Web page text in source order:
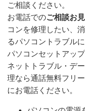
ご相談ください。
お電話でのご相談お
コンを修理したい、
るパソコントラブル
パソコンセットアッ
ネットトラブル・デ
理なら通話無料フリ
にお電話ください。